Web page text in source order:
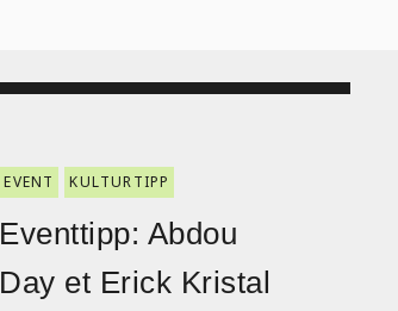
EVENT KULTURTIPP
Eventtipp: Abdou
Day et Erick Kristal